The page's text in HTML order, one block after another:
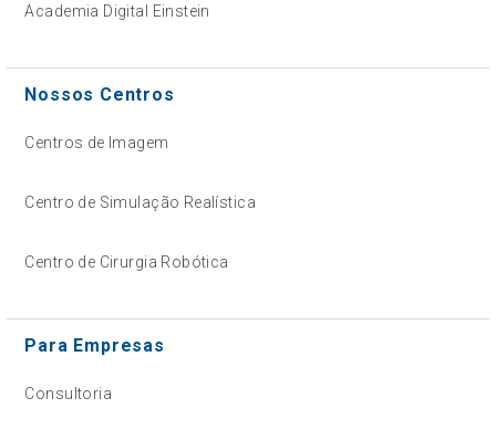
Academia Digital Einstein
Nossos Centros
Centros de Imagem
Centro de Simulação Realística
Centro de Cirurgia Robótica
Para Empresas
Consultoria